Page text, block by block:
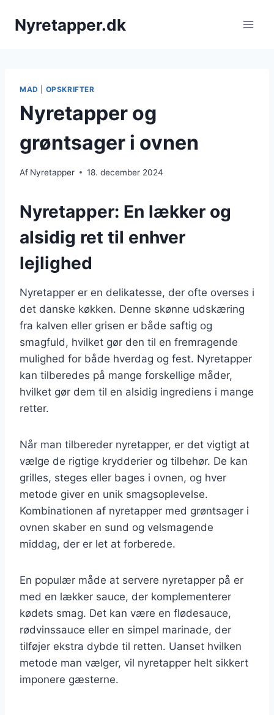
Nyretapper.dk
MAD OPSKRIFTER
Nyretapper og
grøntsager i ovnen
Af Nyretapper 18. december 2024
Nyretapper: En lækker og
alsidig ret til enhver
lejlighed
Nyretapper er en delikatesse, der ofte overses i
det danske køkken. Denne skønne udskæring
fra kalven eller grisen er både saftig og
smagfuld, hvilket gør den til en fremragende
mulighed for både hverdag og fest. Nyretapper
kan tilberedes på mange forskellige måder,
hvilket gør dem til en alsidig ingrediens i mange
retter.
Når man tilbereder nyretapper, er det vigtigt at
vælge de rigtige krydderier og tilbehør. De kan
grilles, steges eller bages i ovnen, og hver
metode giver en unik smagsoplevelse.
Kombinationen af nyretapper med grøntsager i
ovnen skaber en sund og velsmagende
middag, der er let at forberede.
En populær måde at servere nyretapper på er
med en lækker sauce, der komplementerer
kødets smag. Det kan være en flødesauce,
rødvinssauce eller en simpel marinade, der
tilføjer ekstra dybde til retten. Uanset hvilken
metode man vælger, vil nyretapper helt sikkert
imponere gæsterne.